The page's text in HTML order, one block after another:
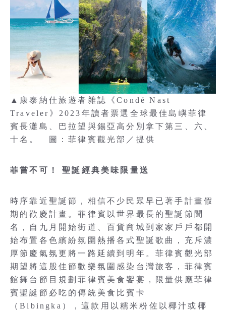
▲康泰納仕旅遊者雜誌《Condé Nast
Traveler》2023年讀者票選全球最佳島嶼菲律
賓長灘島、巴拉望與錫亞高分別拿下第三、六、
十名。 圖：菲律賓觀光部／提供
菲嘗不可！ 聖誕經典美味限量送
時序靠近聖誕節，相信不少民眾早已著手計畫假
期的歡慶計畫。菲律賓以世界最長的聖誕節聞
名，自九月開始街道、百貨商城到家家戶戶都開
始布置各色繽紛氛圍熱播各式聖誕歌曲，充斥濃
厚節慶氣氛更將一路延續到明年。菲律賓觀光部
期望將這股佳節歡樂氛圍感染台灣旅客，菲律賓
館舞台節目規劃菲律賓美食饗宴，限量供應菲律
賓聖誕節必吃的傳統美食比賓卡
（Bibingka），這款用以糯米粉佐以椰汁或椰